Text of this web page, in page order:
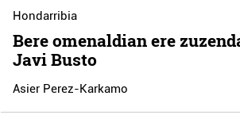
Hondarribia
Bere omenaldian ere
Javi Busto
Asier Perez-Karkamo